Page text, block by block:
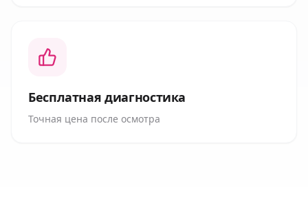
Бесплатная диагностика
Точная цена после осмотра